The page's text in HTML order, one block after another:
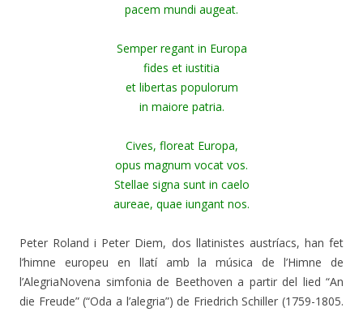
pacem mundi augeat.
Semper regant in Europa
fides et iustitia
et libertas populorum
in maiore patria.
Cives, floreat Europa,
opus magnum vocat vos.
Stellae signa sunt in caelo
aureae, quae iungant nos.
Peter Roland i Peter Diem, dos llatinistes austríacs, han fet
l’himne europeu en llatí amb la música de l’Himne de
l’AlegriaNovena simfonia de Beethoven a partir del lied “An
die Freude” (“Oda a l’alegria”) de Friedrich Schiller (1759-1805.